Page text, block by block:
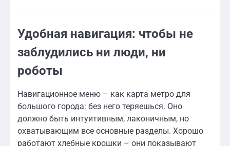
Удобная навигация: чтобы не
заблудились ни люди, ни
роботы
Навигационное меню – как карта метро для
большого города: без него теряешься. Оно
должно быть интуитивным, лаконичным, но
охватывающим все основные разделы. Хорошо
работают хлебные крошки – они показывают